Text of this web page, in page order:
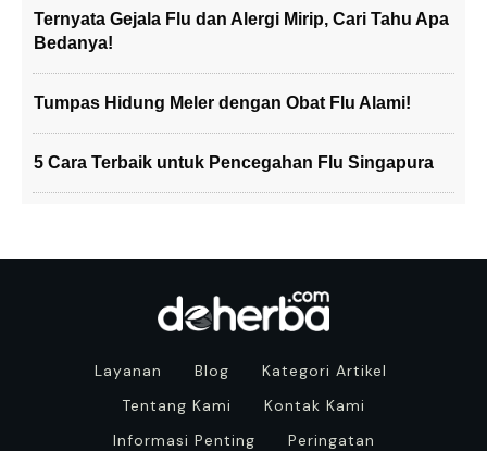
Ternyata Gejala Flu dan Alergi Mirip, Cari Tahu Apa
Bedanya!
Tumpas Hidung Meler dengan Obat Flu Alami!
5 Cara Terbaik untuk Pencegahan Flu Singapura
Layanan Blog
Kategori Artikel
Tentang Kami
Kontak Kami
Informasi Penting
Peringatan